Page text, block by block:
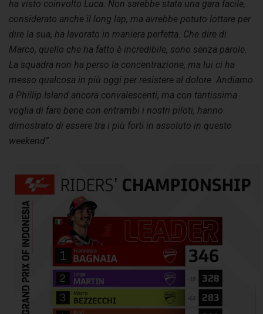
ha visto coinvolto Luca. Non sarebbe stata una gara facile,
considerato anche il long lap, ma avrebbe potuto lottare per
dire la sua, ha lavorato in maniera perfetta. Che dire di
Marco, quello che ha fatto è incredibile, sono senza parole.
La squadra non ha perso la concentrazione, ma lui ci ha
messo qualcosa in più oggi per resistere al dolore. Andiamo
a Phillip Island ancora convalescenti, ma con tantissima
voglia di fare bene con entrambi i nostri piloti, hanno
dimostrato di essere tra i più forti in assoluto in questo
weekend”